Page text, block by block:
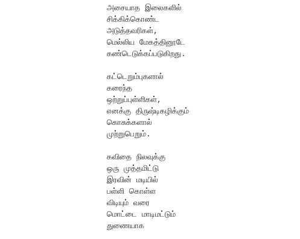
அசையாத இலைகளில்
சிக்கிக்கொண்ட
அடுத்தவரிகள்,
மெல்லிய மேகத்தினூடே
கண்டெடுக்கப்படுகிறது.
கட்டெறும்புகளால்
கரைந்த
ஒற்றுப்புள்ளிகள்,
எனக்கு திருஷ்டிகழிக்கும்
கொசுக்களால்
முற்றுபெறும்.
கவிதை நிலவுக்கு
ஒரு முத்தமிட்டு
இரவின் மடியில்
பள்ளி கொள்ள
விடியும் வரை
மொட்டை மாடிமட்டும்
துணையாக